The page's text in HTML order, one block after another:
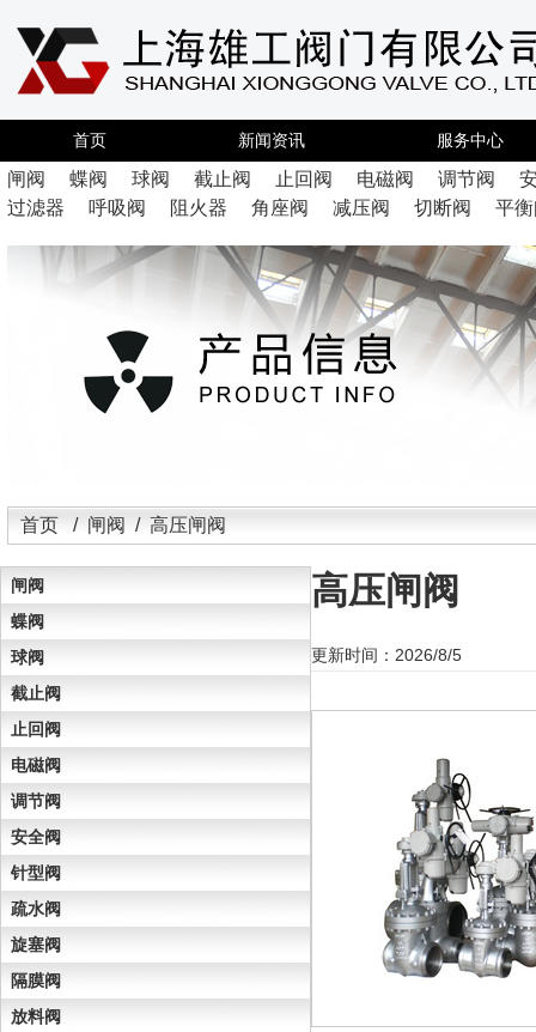
首页 新闻资讯 服务中心
闸阀 蝶阀 球阀 截止阀 止回阀 电磁阀 调节阀
过滤器
呼吸阀 阻火器 角座阀 减压阀 切断阀 平
首页 / 闸阀 / 高压闸阀
闸阀
蝶阀
球阀
截止阀
止回阀
电磁阀
调节阀
安全阀
针型阀
疏水阀
旋塞阀
隔膜阀
放料阀
高压闸阀
更新时间：2026/8/5